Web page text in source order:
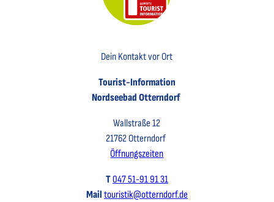
Dein Kontakt vor Ort
Tourist-Information
Nordseebad Otterndorf
Wallstraße 12
21762 Otterndorf
Öffnungszeiten
T047 51-91 91 31
Mail touristik@otterndorf.de